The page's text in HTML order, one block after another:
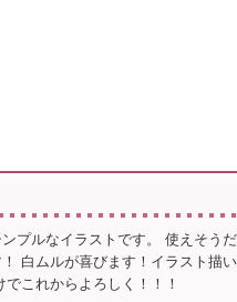
プルなイラストです。 使えそう
白ムルが喜びます！イラスト描
これからよろしく！！！